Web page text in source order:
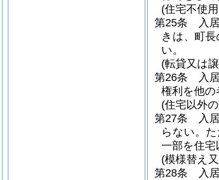
(住宅不使
第25条
入
きは、町
い。
(転貸又は
第26条
入
権利を他
(住宅以外
第27条
入
らない。
一部を住
(模様替え
第28条
入